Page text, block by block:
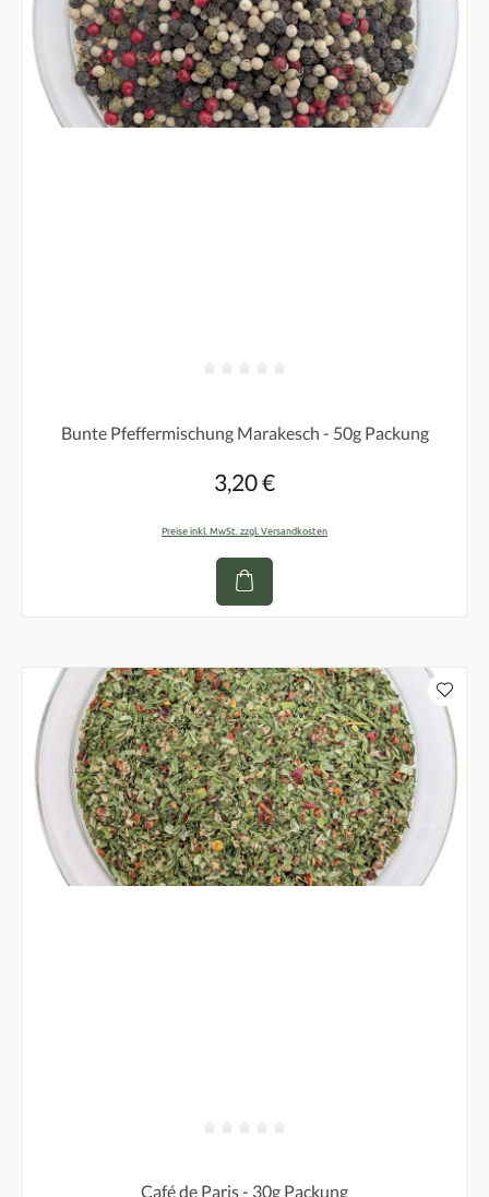
Bunte Pfeffermischung Marakesch - 50g Packung
Regulärer Preis:
3,20 €
Preise inkl. MwSt. zzgl. Versandkosten
Café de Paris - 30g Packung